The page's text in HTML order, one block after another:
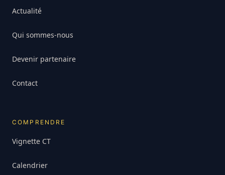
Actualité
Qui sommes-nous
Devenir partenaire
Contact
COMPRENDRE
Vignette CT
Calendrier